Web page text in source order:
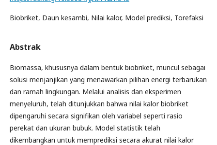
Biobriket, Daun kesambi, Nilai kalor, Model prediksi, Torefaksi
Abstrak
Biomassa, khususnya dalam bentuk biobriket, muncul sebagai
solusi menjanjikan yang menawarkan pilihan energi terbarukan
dan ramah lingkungan. Melalui analisis dan eksperimen
menyeluruh, telah ditunjukkan bahwa nilai kalor biobriket
dipengaruhi secara signifikan oleh variabel seperti rasio
perekat dan ukuran bubuk. Model statistik telah
dikembangkan untuk memprediksi secara akurat nilai kalor